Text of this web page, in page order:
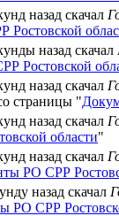
назад скачал
назад скачал
Ростовской
назад скачал
страницы "
назад скачал
области"
назад скачал
РО СРР
назад скачал
РО СРР